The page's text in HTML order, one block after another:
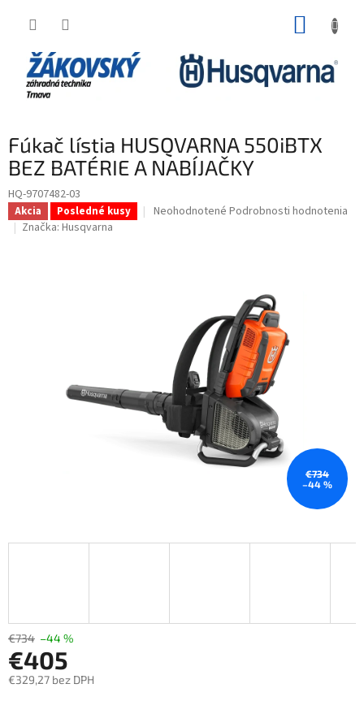
Fúkač lístia HUSQVARNA 550iBTX
BEZ BATÉRIE A NABÍJAČKY
HQ-9707482-03
Akcia Posledné kusy Priemerné hodnotenie produktu je 0,0 z 5
Neohodnotené Podrobnosti hodnotenia
Značka: Husqvarna
€734
–44 %
€734 –44 %
€405
€329,27 bez DPH